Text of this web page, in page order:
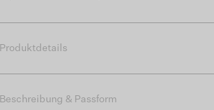
Produktdetails
Beschreibung & Passform